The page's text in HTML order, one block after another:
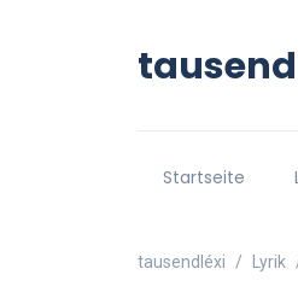
Startseite
tausendléxi Lyrik